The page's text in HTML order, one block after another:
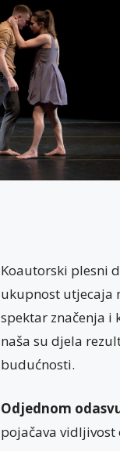
Koautorski plesni
ukupnost utjecaja
spektar značenja i
naša su djela
budućnosti.
Odjednom
pojačava